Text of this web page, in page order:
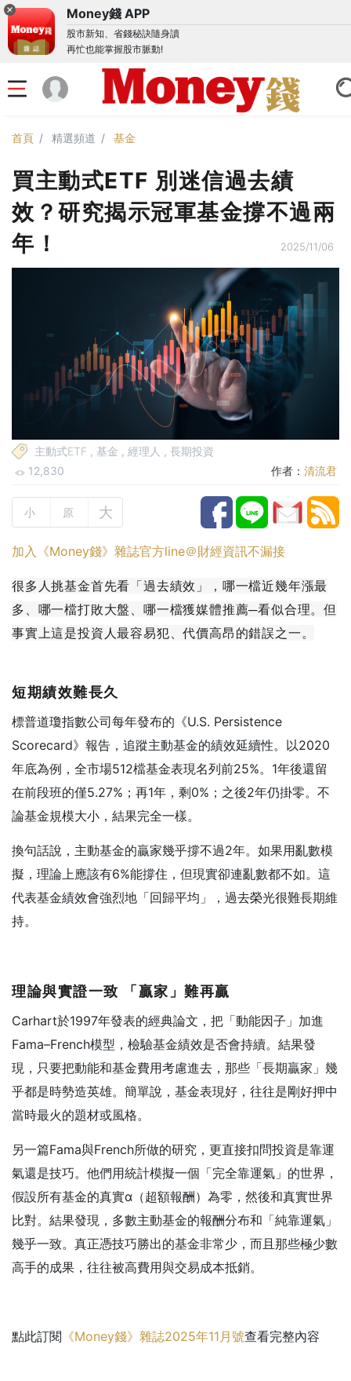
Money錢 APP
股市新知、省錢秘訣隨身讀
再忙也能掌握股市脈動!
首頁 精選頻道 基金
買主動式ETF 別迷信過去績
效？研究揭示冠軍基金撐不過兩
年！
2025/11/06
主動式ETF , 基金 , 經理人 , 長期投資
12,830
作者： 清流君
小 原 大
加入《Money錢》雜誌官方line＠財經資訊不漏接
很多人挑基金首先看「過去績效」，哪一檔近幾年漲最
多、哪一檔打敗大盤、哪一檔獲媒體推薦─看似合理。但
事實上這是投資人最容易犯、代價高昂的錯誤之一。
短期績效難長久
標普道瓊指數公司每年發布的《U.S. Persistence
Scorecard》報告，追蹤主動基金的績效延續性。以2020
年底為例，全市場512檔基金表現名列前25%。1年後還留
在前段班的僅5.27%；再1年，剩0%；之後2年仍掛零。不
論基金規模大小，結果完全一樣。
換句話說，主動基金的贏家幾乎撐不過2年。如果用亂數模
擬，理論上應該有6%能撐住，但現實卻連亂數都不如。這
代表基金績效會強烈地「回歸平均」，過去榮光很難長期維
持。
理論與實證一致 「贏家」難再贏
Carhart於1997年發表的經典論文，把「動能因子」加進
Fama–French模型，檢驗基金績效是否會持續。結果發
現，只要把動能和基金費用考慮進去，那些「長期贏家」幾
乎都是時勢造英雄。簡單說，基金表現好，往往是剛好押中
當時最火的題材或風格。
另一篇Fama與French所做的研究，更直接扣問投資是靠運
氣還是技巧。他們用統計模擬一個「完全靠運氣」的世界，
假設所有基金的真實α（超額報酬）為零，然後和真實世界
比對。結果發現，多數主動基金的報酬分布和「純靠運氣」
幾乎一致。真正憑技巧勝出的基金非常少，而且那些極少數
高手的成果，往往被高費用與交易成本抵銷。
點此訂閱 《Money錢》雜誌2025年11月號查看完整內容